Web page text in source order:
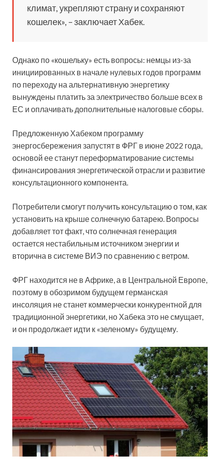
климат, укрепляют страну и сохраняют
кошелек», – заключает Хабек.
Однако по «кошельку» есть вопросы: немцы из-за
инициированных в начале нулевых годов программ
по переходу на альтернативную энергетику
вынуждены платить за электричество больше всех в
ЕС и оплачивать дополнительные налоговые сборы.
Предложенную Хабеком программу
энергосбережения запустят в ФРГ в июне 2022 года,
основой ее станут переформатирование системы
финансирования энергетической отрасли и развитие
консультационного компонента.
Потребители смогут получить консультацию о том, как
установить на крыше солнечную батарею. Вопросы
добавляет тот факт, что солнечная генерация
остается нестабильным источником энергии и
вторична в системе ВИЭ по сравнению с ветром.
ФРГ находится не в Африке, а в Центральной Европе,
поэтому в обозримом будущем германская
инсоляция не станет коммерчески конкурентной для
традиционной энергетики, но Хабека это не смущает,
и он продолжает идти к «зеленому» будущему.